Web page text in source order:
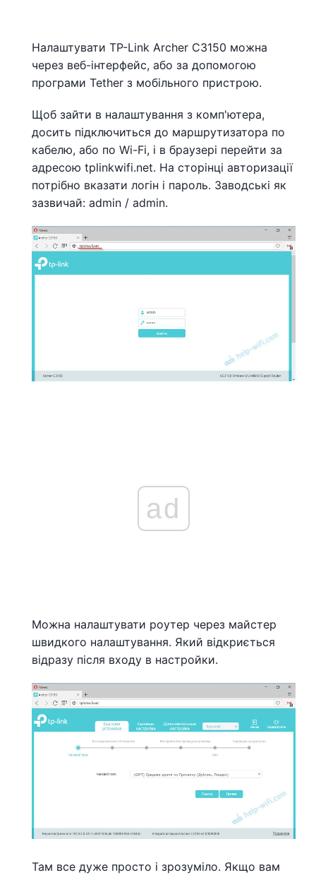
Налаштувати TP-Link Archer C3150 можна
через веб-інтерфейс, або за допомогою
програми Tether з мобільного пристрою.
Щоб зайти в налаштування з комп'ютера,
досить підключиться до маршрутизатора по
кабелю, або по Wi-Fi, і в браузері перейти за
адресою tplinkwifi.net. На сторінці авторизації
потрібно вказати логін і пароль. Заводські як
зазвичай: admin / admin.
ad
Можна налаштувати роутер через майстер
швидкого налаштування. Який відкриється
відразу після входу в настройки.
Там все дуже просто і зрозуміло. Якщо вам